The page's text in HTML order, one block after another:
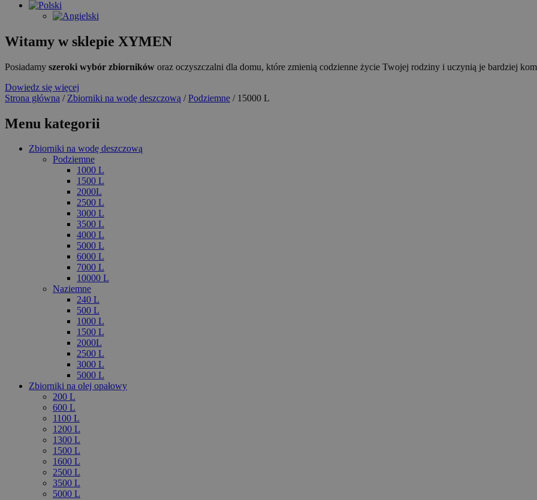
Witamy w sklepie XYMEN
Posiadamy szeroki wybór zbiorników oraz oczyszczalni dla domu, które zmienią codzienne życie Twojej rodziny i uczynią je bardziej
Dowiedz się więcej
Strona główna / Zbiorniki na wodę deszczową /Podziemne / 15000 L
Menu kategorii
Zbiorniki na wodę deszczową
Podziemne
1000 L
1500 L
2000L
2500 L
3000 L
3500 L
4000 L
5000 L
6000 L
7000 L
10000 L
Naziemne
240 L
500 L
1000 L
1500 L
2000L
2500 L
3000 L
5000 L
Zbiorniki na olej opałowy
200 L
600 L
1100 L
1200 L
1300 L
1500 L
1600 L
2500 L
3500 L
5000 L